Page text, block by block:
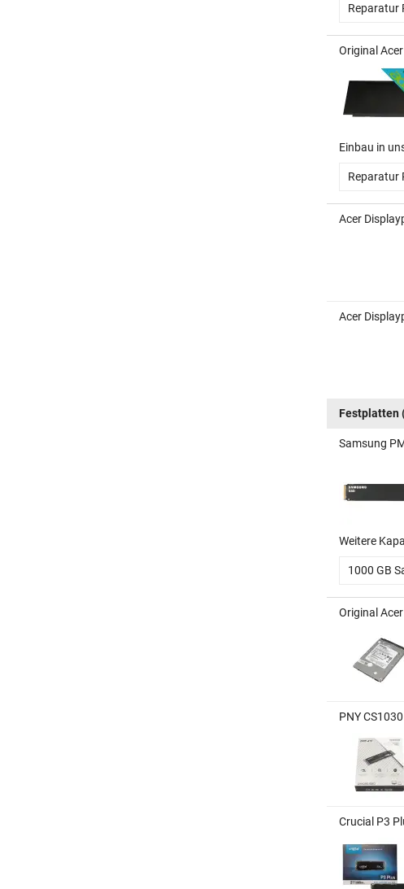
Reparatur
Original
Einbau in
Reparatur
Acer
Acer
Festplatten
Samsung
Weitere
1000 GB
Original
PNY
Crucial P3